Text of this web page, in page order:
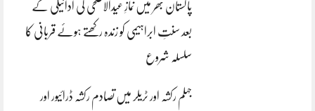
پاکستان بھر میں نمازِ عیدالاضحی کی ادائیگی کے
بعد سنتِ ابراہیمی کو زندہ رکھتے ہوئے قربانی کا
سلسلہ شروع
جہلم رکشہ اور ٹریلر میں تصادم رکشہ ڈرائیور اور